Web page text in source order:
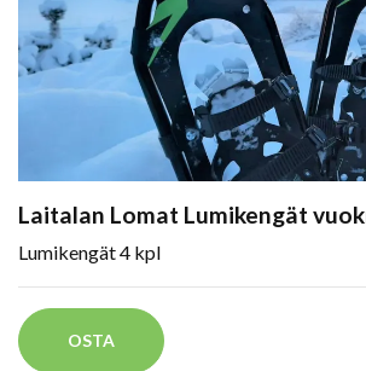
Laitalan Lomat Lumikengät
Lumikengät 4 kpl
OSTA